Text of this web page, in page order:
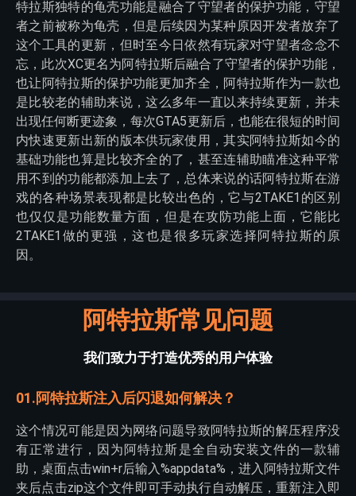
特拉斯独特的龟壳功能是融合了守望者的保护功能，守望
者之前被称为龟壳，但是后续因为某种原因开发者放弃了
这个工具的更新，但时至今日依然有玩家对守望者念念不
忘，此次XC更名为阿特拉斯后融合了守望者的保护功能，
也让阿特拉斯的保护功能更加齐全，阿特拉斯作为一款也
是比较老的辅助来说，这么多年一直以来持续更新，并未
出现任何断更迹象，每次GTA5更新后，也能在很短的时间
内快速更新出新的版本供玩家使用，其实阿特拉斯如今的
基础功能也算是比较齐全的了，甚至连辅助瞄准这种平常
用不到的功能都添加上去了，总体来说的话阿特拉斯在游
戏的各种场景表现都是比较出色的，它与2TAKE1的区别
也仅仅是功能数量方面，但是在攻防功能上面，它能比
2TAKE1做的更强，这也是很多玩家选择阿特拉斯的原
因。
阿特拉斯常见问题
我们致力于打造优秀的用户体验
01.阿特拉斯注入后闪退如何解决？
这个情况可能是因为网络问题导致阿特拉斯的解压程序没
有正常进行，因为阿特拉斯是全自动安装文件的一款辅
助，桌面点击win+r后输入%appdata%，进入阿特拉斯文件
夹后点击zip这个文件即可手动执行自动解压，重新注入即